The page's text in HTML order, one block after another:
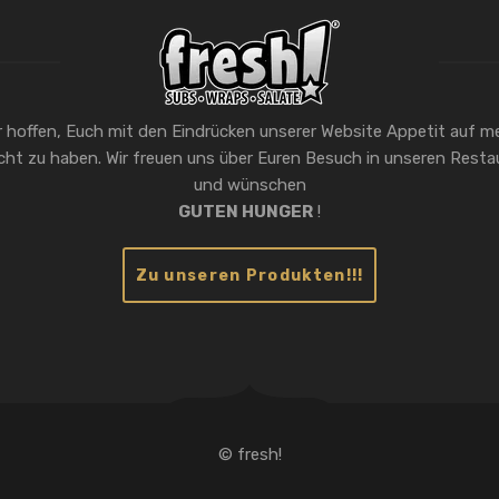
hoffen, Euch mit den Eindrücken unserer Website Appetit auf
zu haben. Wir freuen uns über Euren Besuch in unseren
und wünschen
GUTEN HUNGER !
Zu unseren Produkten!!!
© fresh!